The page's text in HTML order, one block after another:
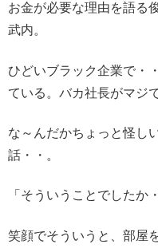
お金が必要な理由を語る
武内。
ひどいブラック企業で・
ている。バカ社長がマジ
な～んだかちょっと怪し
話・・。
「そういうことでしたか
笑顔でそういうと、部屋